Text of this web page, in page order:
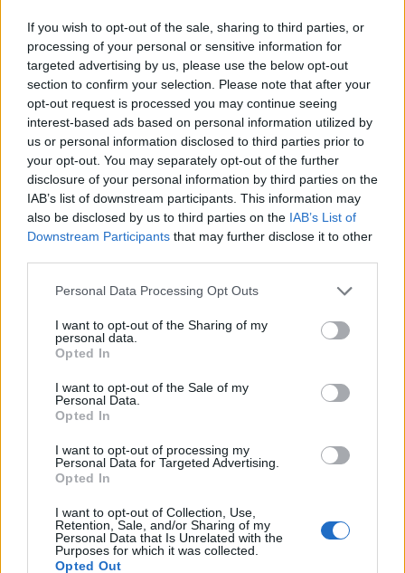
If you wish to opt-out of the sale, sharing to third parties, or
processing of your personal or sensitive information for
targeted advertising by us, please use the below opt-out
section to confirm your selection. Please note that after your
opt-out request is processed you may continue seeing
interest-based ads based on personal information utilized by
us or personal information disclosed to third parties prior to
your opt-out. You may separately opt-out of the further
disclosure of your personal information by third parties on the
IAB’s list of downstream participants. This information may
also be disclosed by us to third parties on the IAB’s List of
Downstream Participants that may further disclose it to other
Personal Data Processing Opt Outs
I want to opt-out of the Sharing of my
personal data.
Opted In
I want to opt-out of the Sale of my
Personal Data.
Opted In
I want to opt-out of processing my
Personal Data for Targeted Advertising.
Opted In
I want to opt-out of Collection, Use,
Retention, Sale, and/or Sharing of my
Personal Data that Is Unrelated with the
Purposes for which it was collected.
Opted Out
βλέπει, εμπεδώνει, αντιγράφει, μιμείται.
Αποδιοργανώνει, αποπροσανατολίζει και
εκτρέπει από τον κεντρικό στόχο και το
μοναδικό δρόμο που είναι η μελέτη, η
μόρφωση, η παιδεία και ο μετέπειτα σκληρός
αγώνας για την επιβίωση, την ανάπτυξη, τη ζωή.
Τελικά, μήπως χρειάζεται η επανατοποθέτηση
των αρχών και των αξιών; Μήπως το επίπεδο
της απαξίωσης, της φθοράς και της σήψης έχει
παρασυρθεί από την μπάλα παραμελώντας τα
μαθήματά τους για να πλησιάσουν τα
ποδοσφαιρικά τους ινδάλματα; Πόσο ωφέλιμοι
και αποδοτικοί θα ήταν αγώνες πρωταθλήματος
έχουν θέση οι παράγκες, οι χουλιγκανισμοί και
οι μίζες.
Ακόμη και η λεγόμενη εθνική ομάδα
ποδοσφαίρου, δεν μπορεί να ταυτίζεται με το